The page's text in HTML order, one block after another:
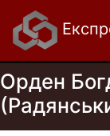
Орден